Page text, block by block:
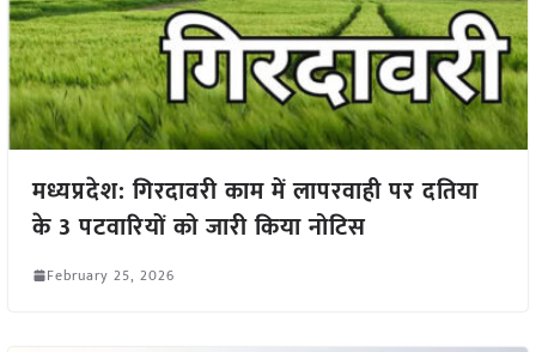
मध्यप्रदेश: गिरदावरी काम में लापरवाही पर दतिया
के 3 पटवारियों को जारी किया नोटिस
February 25, 2026